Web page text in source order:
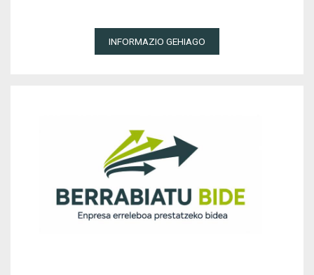
INFORMAZIO GEHIAGO